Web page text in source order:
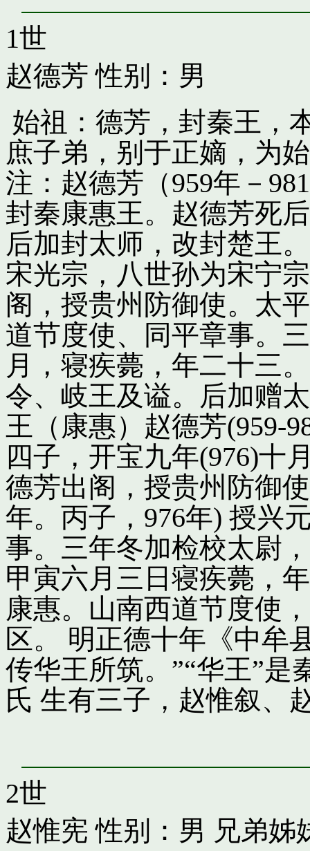
1世
赵德芳 性别：男
始祖：德芳，封秦王，
庶子弟，别于正嫡，为
注：赵德芳（959年－
封秦康惠王。赵德芳死
后加封太师，改封楚王
宋光宗，八世孙为宋宁
阁，授贵州防御使。太
道节度使、同平章事。
月，寝疾薨，年二十三
令、岐王及谥。后加赠
王（康惠）赵德芳(959-
四子，开宝九年(976)十
德芳出阁，授贵州防御
年。丙子，976年) 授兴
事。三年冬加检校太尉
甲寅六月三日寝疾薨，
康惠。山南西道节度使
区。 明正德十年《中牟
传华王所筑。”“华王”是
氏 生有三子，赵惟叙、
2世
赵惟宪 性别：男 兄弟姊